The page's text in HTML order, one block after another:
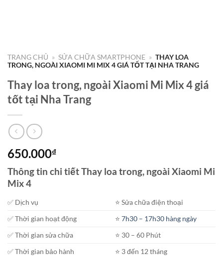
TRANG CHỦ » SỬA CHỮA SMARTPHONE » THAY LOA
TRONG, NGOÀI XIAOMI MI MIX 4 GIÁ TỐT TẠI NHA TRANG
Thay loa trong, ngoài Xiaomi Mi Mix 4 giá
tốt tại Nha Trang
650.000₫
Thông tin chi tiết Thay loa trong, ngoài Xiaomi Mi
Mix 4
✅ Dịch vụ
⭐️ Sửa chữa điện thoại
✅ Thời gian hoạt động
⭐️7h30 – 17h30 hàng ngày
✅ Thời gian sửa chữa
⭐️ 30 – 60 Phút
✅ Thời gian bảo hành
⭐️ 3 đến 12 tháng